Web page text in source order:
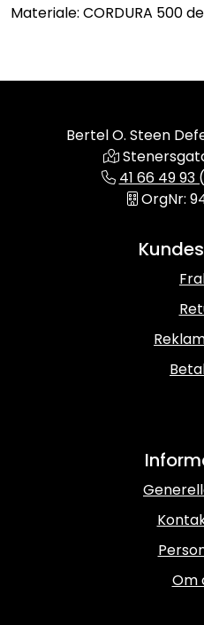
Materiale: CORDURA 500
Bertel O. Steen
41 66 49
OrgNr:
Om